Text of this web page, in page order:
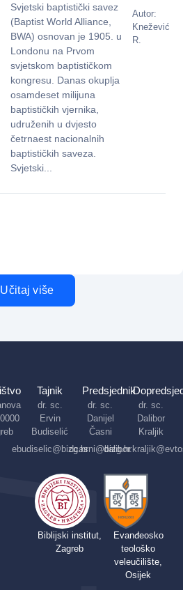
Svjetski baptistički savez
(Baptist World Alliance,
BWA) osnovan je 1905. u
Londonu na Prvom
svjetskom baptističkom
kongresu. Danas okuplja
osamdeset milijuna
baptističkih vjernika,
udruženih u dvjesto
četrnaest nacionalnih
baptističkih saveza.
Svjetski...
Autor:
Knežević
R.
Učitaj više
Tajnik
dr. sc.
Ervin
Budiselić
ebudiselic@bizg.hr
Predsjednik
dr. sc.
Danijel
Časni
dcasni@bizg.hr
dr. sc.
Dalibor
Kraljik
Biblijski institut,
Zagreb
Evanđeosko
teološko
veleučilište,
Osijek